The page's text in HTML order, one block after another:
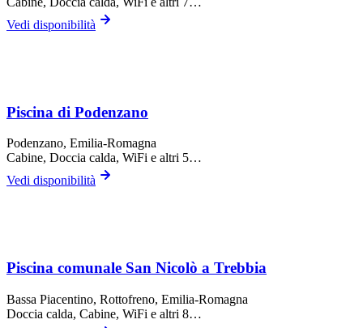
Vedi disponibilità
Piscina di Podenzano
Podenzano, Emilia-Romagna
Cabine, Doccia calda, WiFi e altri 5…
Vedi disponibilità
Piscina comunale San Nicolò a Trebbia
Bassa Piacentino, Rottofreno, Emilia-Romagna
Doccia calda, Cabine, WiFi e altri 8…